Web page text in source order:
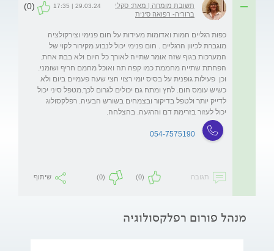
תשובת מומחה | מאת: סקלי
ברוריה- רפואה סינית
29.03.24 | 17:35
(0)
כפות רגליים חמות ואדומות מעידות על חום פנימי וצירקולציה
מוגברת לכיוון הרגליים . חום פנימי יכול לנבוע מקירור לקוי של
המערכות בגוף שזה אומר שתייה לאורך כל היום ולא בבת אחת.
הפחתת שתייה מחממת כמו קפה תה ואוכל מחמם חריף ושומני.
וכן  פעילות גופנית על בסיס יומי רצוי חצי שעה פעמיים ביום ולא
כשיש עומס חום. לחץ ומתח גם יכולים לגרום לכך.מטפל סיני יכול
לדייק יותר ולטפל בדיקור ובצמחים בשורש הבעיה. רפלקסולוג
יכול לעזור בזרימת דם והרגעה. בהצלחה.
054-7575190
תגובה (0)
(0) שיתוף
מנהל פורום רפלקסולוגיה